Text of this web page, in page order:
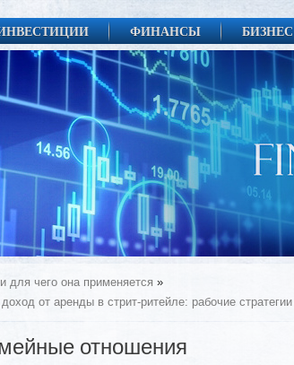
ФИНАНСЫ БИЗНЕС
для чего она применяется »
от аренды в стрит-ритейле: рабочие стратегии
отношения